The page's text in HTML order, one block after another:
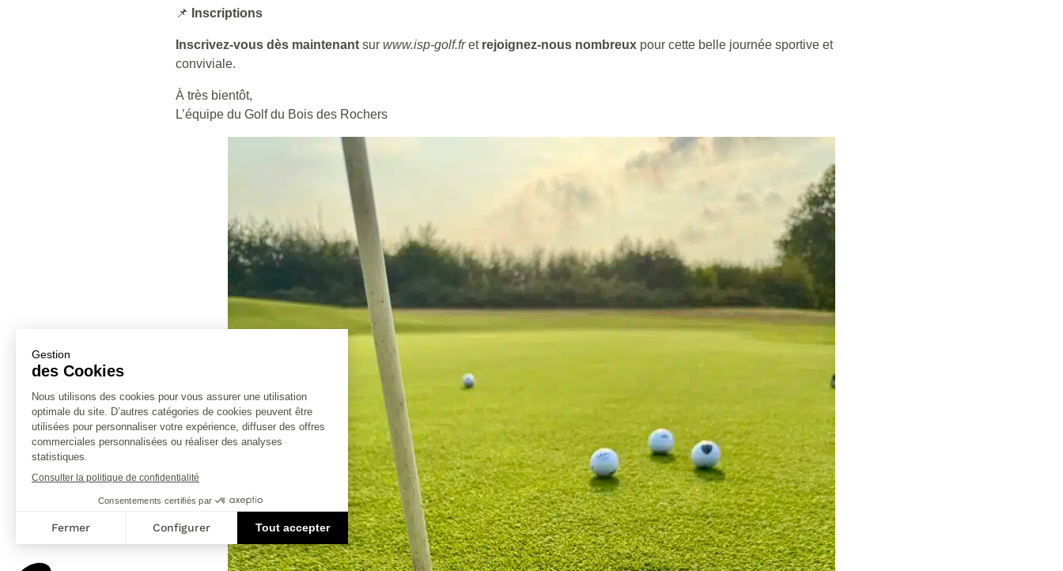
📌 Inscriptions
Inscrivez-vous dès maintenant sur www.isp-golf.fret rejoignez-nous nombreux pour cette belle journée sportive et
conviviale.
À très bientôt,
L’équipe du Golf du Bois des Rochers